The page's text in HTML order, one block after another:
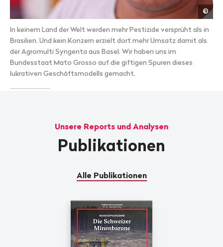
ENTER
drücken,
um
den
YouTube-
Player
zu
starten.
Player
©
In keinem Land der Welt werden mehr Pestizide versprüht als in
Brasilien. Und kein Konzern erzielt dort mehr Umsatz damit als
der Agromulti Syngenta aus Basel. Wir haben uns im
Bundesstaat Mato Grosso auf die giftigen Spuren dieses
lukrativen Geschäftsmodells gemacht.
Unsere Reports und Analysen
Publikationen
Alle Publikationen